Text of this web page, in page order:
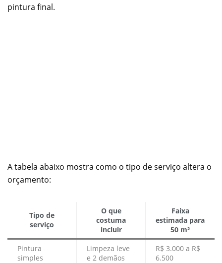
pintura final.
A tabela abaixo mostra como o tipo de serviço altera o
orçamento:
Tipo de
serviço
O que
costuma
incluir
Faixa
estimada para
50 m²
Pintura
simples
Limpeza leve
e 2 demãos
R$ 3.000 a R$
6.500